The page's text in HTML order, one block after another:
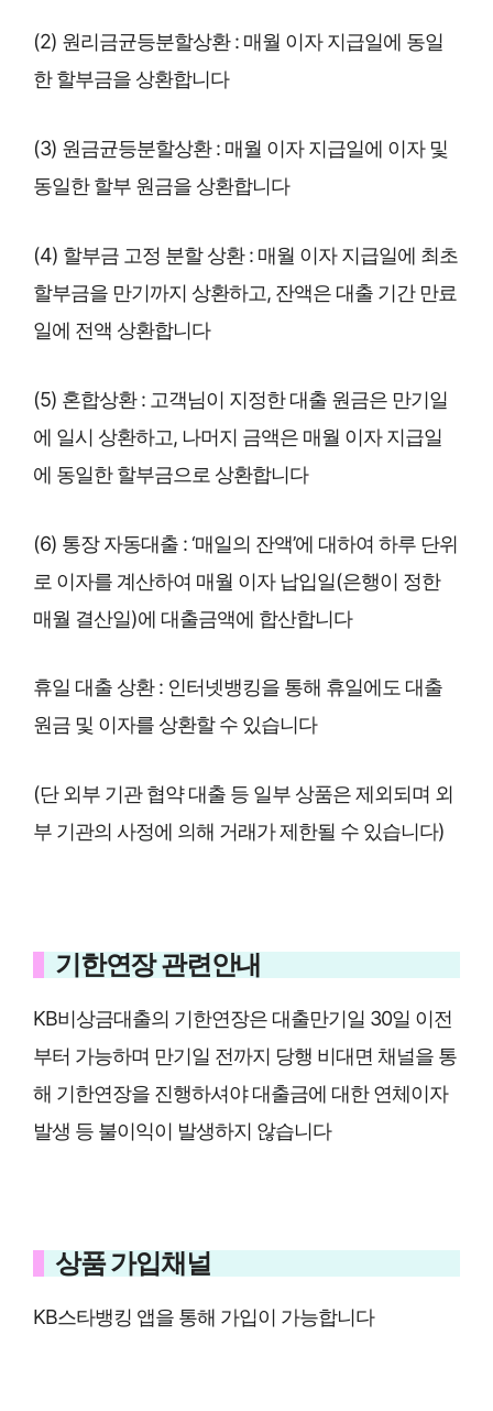
(2) 원리금균등분할상환 : 매월 이자 지급일에 동일
한 할부금을 상환합니다
(3) 원금균등분할상환 : 매월 이자 지급일에 이자 및
동일한 할부 원금을 상환합니다
(4) 할부금 고정 분할 상환 : 매월 이자 지급일에 최초
할부금을 만기까지 상환하고, 잔액은 대출 기간 만료
일에 전액 상환합니다
(5) 혼합상환 : 고객님이 지정한 대출 원금은 만기일
에 일시 상환하고, 나머지 금액은 매월 이자 지급일
에 동일한 할부금으로 상환합니다
(6) 통장 자동대출 : ‘매일의 잔액’에 대하여 하루 단위
로 이자를 계산하여 매월 이자 납입일(은행이 정한
매월 결산일)에 대출금액에 합산합니다
휴일 대출 상환 : 인터넷뱅킹을 통해 휴일에도 대출
원금 및 이자를 상환할 수 있습니다
(단 외부 기관 협약 대출 등 일부 상품은 제외되며 외
부 기관의 사정에 의해 거래가 제한될 수 있습니다)
기한연장 관련안내
KB비상금대출의 기한연장은 대출만기일 30일 이전
부터 가능하며 만기일 전까지 당행 비대면 채널을 통
해 기한연장을 진행하셔야 대출금에 대한 연체이자
발생 등 불이익이 발생하지 않습니다
상품 가입채널
KB스타뱅킹 앱을 통해 가입이 가능합니다